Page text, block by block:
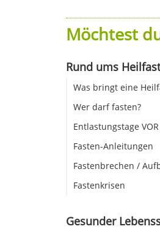
Möchtest
Rund ums
Was bringt eine
Wer darf fasten?
Entlastungstage
Fasten-Anleitungen
Fastenbrechen /
Fastenkrisen
Gesunder